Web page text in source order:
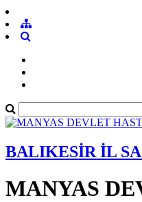
BALIKESİR İL
MANYAS